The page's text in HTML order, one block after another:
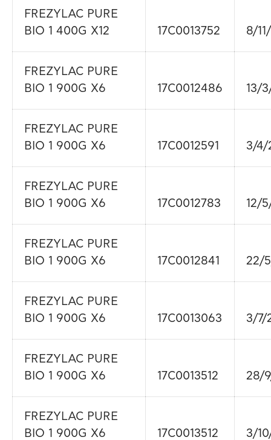
FREZYLAC PURE
BIO 1 400G X12
17C0013752 8/
FREZYLAC PURE
BIO 1 900G X6
17C0012486 13/
FREZYLAC PURE
BIO 1 900G X6
17C0012591 3/4/
FREZYLAC PURE
BIO 1 900G X6
17C0012783 12/
FREZYLAC PURE
BIO 1 900G X6
17C0012841 22/
FREZYLAC PURE
BIO 1 900G X6
17C0013063 3/7/
FREZYLAC PURE
BIO 1 900G X6
17C0013512 28/
FREZYLAC PURE
BIO 1 900G X6
17C0013512 3/